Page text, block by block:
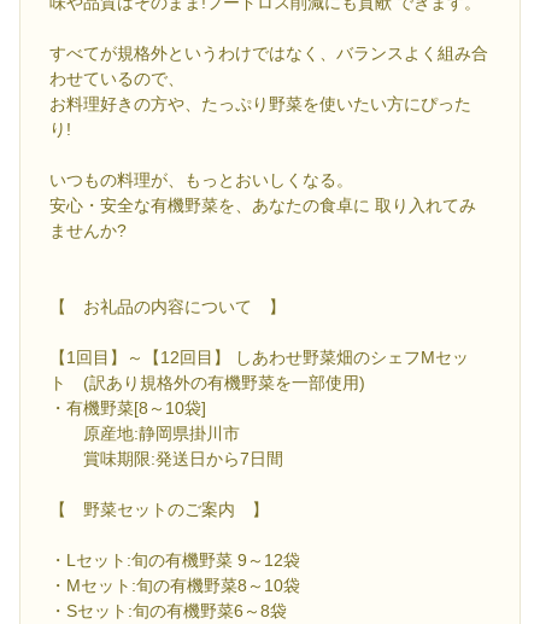
すべてが規格外というわけではなく、バランスよく組み合
わせているので、
お料理好きの方や、たっぷり野菜を使いたい方にぴった
り!
いつもの料理が、もっとおいしくなる。
安心・安全な有機野菜を、あなたの食卓に 取り入れてみ
ませんか?
【 お礼品の内容について 】
【1回目】～【12回目】 しあわせ野菜畑のシェフMセッ
ト (訳あり規格外の有機野菜を一部使用)
・有機野菜[8～10袋]
原産地:静岡県掛川市
賞味期限:発送日から7日間
【 野菜セットのご案内 】
・Lセット:旬の有機野菜 9～12袋
・Mセット:旬の有機野菜8～10袋
・Sセット:旬の有機野菜6～8袋